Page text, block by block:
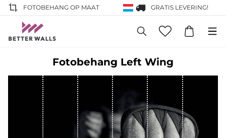
FOTOBEHANG OP MAAT GRATIS LEVERING!
Fotobehang Left Wing